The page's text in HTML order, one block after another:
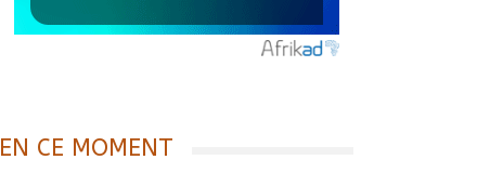
EN CE MOMENT